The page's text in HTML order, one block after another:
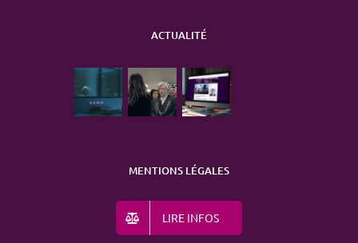
ACTUALITÉ
MENTIONS LÉGALES
LIRE INFOS